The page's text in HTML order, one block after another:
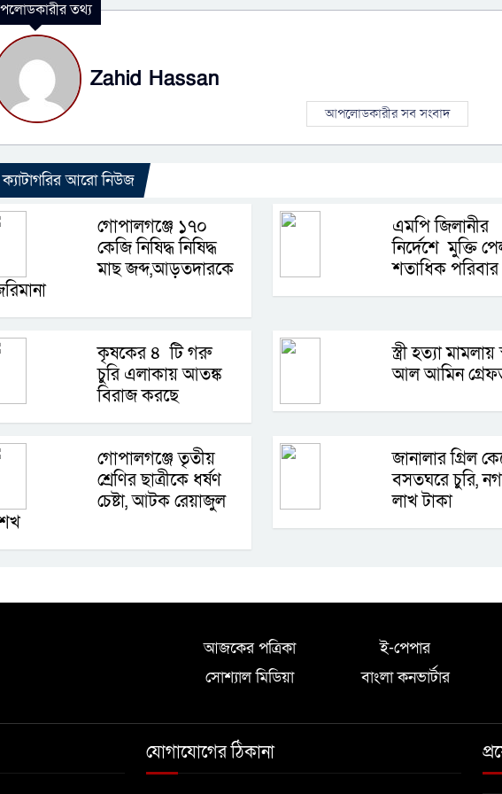
তথ্য
Zahid Hassan
আপলোডকারীর সব সংবাদ
আরো নিউজ
গোপালগঞ্জে ১৭০
কেজি নিষিদ্ধ নিষিদ্ধ
মাছ জব্দ,আড়তদারকে
এমপি জিলানীর
নির্দেশে মুক্তি
শতাধিক পরিবার
কৃষকের ৪ টি গরু
চুরি এলাকায় আতঙ্ক
বিরাজ করছে
স্ত্রী হত্যা মামলায়
আল আমিন
গোপালগঞ্জে তৃতীয়
শ্রেণির ছাত্রীকে ধর্ষণ
চেষ্টা, আটক রেয়াজুল
জানালার গ্রিল
বসতঘরে চুরি,
লাখ টাকা
আজকের পত্রিকা ই-পেপার
সোশ্যাল মিডিয়া
বাংলা কনভার্টার
যোগাযোগের ঠিকানা